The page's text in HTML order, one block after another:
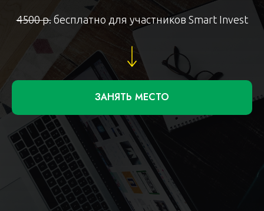
4500 р.бесплатно для участников Smart Invest
ЗАНЯТЬ МЕСТО